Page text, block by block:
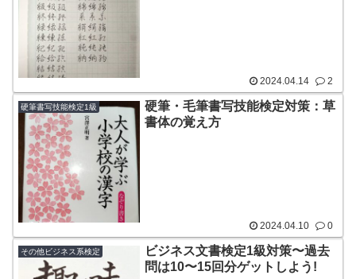
2024.04.14 2
硬筆書写技能検定1級
硬筆・毛筆書写技能検定対策：草
書体の覚え方
2024.04.10 0
その他ビジネス系検定
ビジネス文書検定1級対策〜過去
問は10〜15回分ゲットしよう!